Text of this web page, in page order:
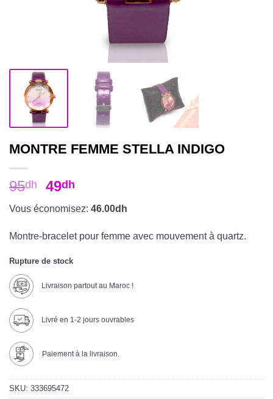
MONTRE FEMME STELLA INDIGO
95dh 49dh
Vous économisez: 46.00dh
Montre-bracelet pour femme avec mouvement à quartz.
Rupture de stock
Livraison partout au Maroc !
Livré en 1-2 jours ouvrables
Paiement à la livraison.
SKU: 333695472